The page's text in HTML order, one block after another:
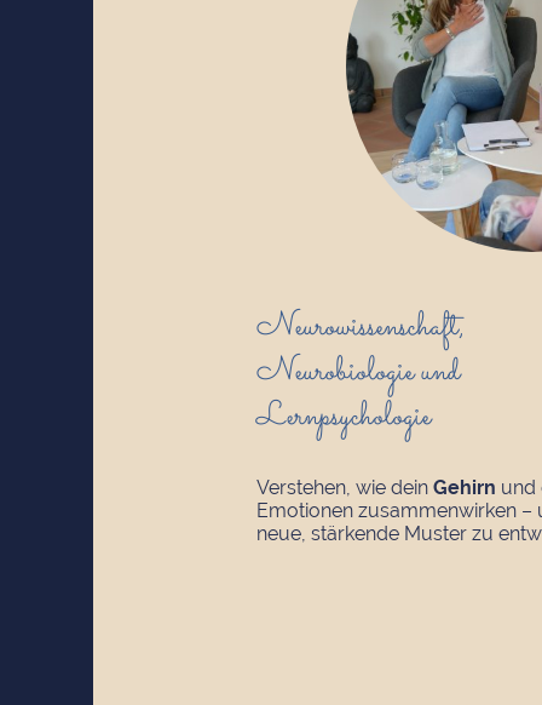
Neurowissenschaft,
Neurobiologie und
Lernpsychologie
Verstehen, wie dein Gehirn und
Emotionen zusammenwirken –
neue, stärkende Muster zu